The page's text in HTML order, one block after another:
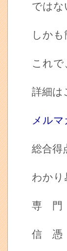
ではな
しか
これ
詳細は
メルマ
総合
わか
専
信